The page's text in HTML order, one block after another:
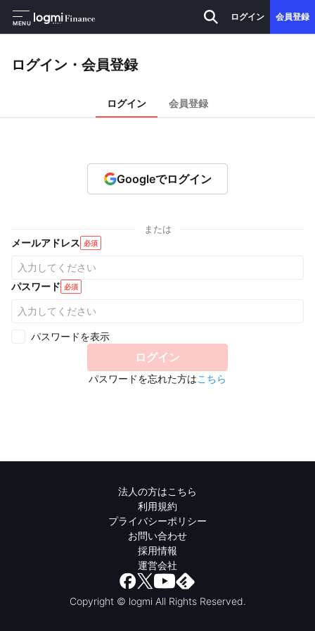
MENU
ログイン 会員登録
ログイン・会員登録
ログイン 会員登録
Googleでログイン
または
メールアドレス 必須
パスワード 必須
パスワードを表示
ログイン
パスワードを忘れた方はこちら
法人の方はこちら
利用規約
プライバシーポリシー
お問い合わせ
採用情報
運営会社
Copyright © logmi All Rights Reserved.